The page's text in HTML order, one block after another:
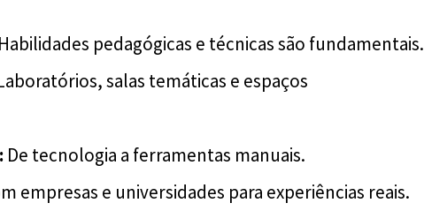
Habilidades pedagógicas e técnicas são fundamentais.
salas temáticas e espaços
De tecnologia a ferramentas manuais.
empresas e universidades para experiências reais.